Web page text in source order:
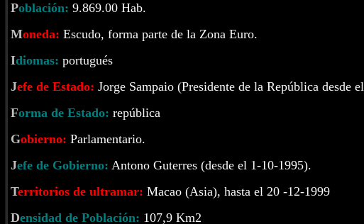
Población: 9.869.00 Hab.
Moneda: Escudo, forma parte de la Zona Euro.
Idiomas: portugués
Jefe de Estado: Jorge Sampaio (Presidente de la República desde
Forma de Estado: república
Gobierno: Parlamentario.
Jefe de Gobierno: Antono Guterres (desde el 1-10-1995).
Territorios de ultramar: Macao (Asia), hasta el 20 -12-1999
Densidad de Población: 107,9 Km2